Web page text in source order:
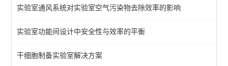
实验室通风系统对实验室空气污染物去除效率的影响
实验室功能间设计中安全性与效率的平衡
干细胞制备实验室解决方案